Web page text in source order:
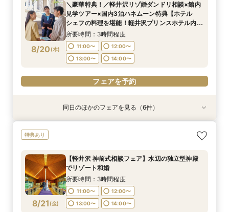
8/19(水)
コンシェルジュデスク
所要時間：2時間程度
11:00〜
12:00〜
13:00〜
14:00〜
15:00〜
フェアを予約
8/20 (木)
＼豪華特典！／軽井沢リゾ婚ダンドリ相談×館内
見学ツアー×国内3泊ハネムーン特典【ホテル
シェフの料理を堪能！軽井沢プリンスホテル内レ
ストラン15％OFF利用券プレゼント】
所要時間：3時間程度
11:00〜
12:00〜
13:00〜
14:00〜
フェアを予約
8/20(木)
2026年度婚礼応援！挙式料プレゼント付き特別
相談会【家族婚・マタニティウエディングにもお
所要時間：3時間程度
フェアを予約
8/20(木)
総合リゾート満喫！お得に下見宿泊×レストラン
優待で滞在ウエディング体験【1日1組限定でホテ
所要時間：3時間程度
フェアを予約
8/20(木)
【60分だけ】クイック見学会♪＼平日は愛犬と参
11:00〜
13:00〜
14:00〜
15:00〜
8/20(木)
【オンライン】映像でチャペル・会場見学＆見積
11:00〜
13:00〜
14:00〜
フェアを予約
8/20(木)
【品川サロン他】全国サロンでリゾート挙式相談
コンシェルジュデスク
所要時間：2時間程度
11:00〜
12:00〜
13:00〜
14:00〜
15:00〜
8/20(木)
【軽井沢 神前式相談フェア】水辺の独立型神殿
11:00〜
13:00〜
14:00〜
フェアを予約
同日のほかのフェアを見る（6件）
特典あり
8/21 (金)
【軽井沢 神前式相談フェア】水辺の独立型神殿
でリゾート和婚
所要時間：3時間程度
11:00〜
12:00〜
13:00〜
14:00〜